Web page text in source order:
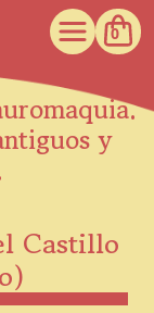
0
y
Castillo